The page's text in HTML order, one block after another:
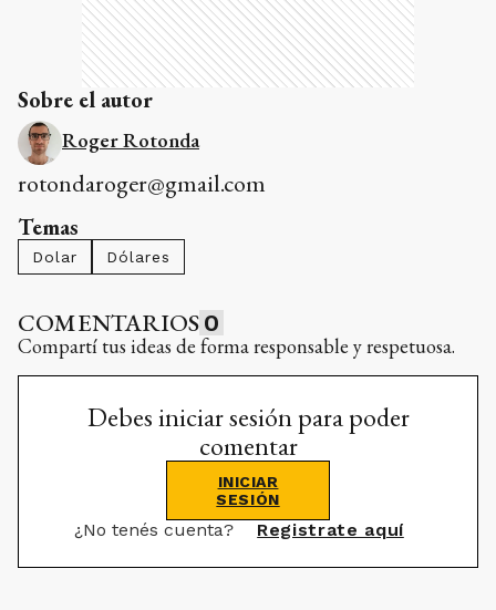
Sobre el autor
Roger Rotonda
rotondaroger@gmail.com
Temas
Dolar Dólares
COMENTARIOS 0
Compartí tus ideas de forma responsable y respetuosa.
Debes iniciar sesión para poder
comentar
INICIAR
SESIÓN
¿No tenés cuenta? Registrate aquí